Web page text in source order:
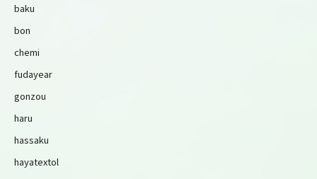
baku
bon
chemi
fudayear
gonzou
haru
hassaku
hayatextol